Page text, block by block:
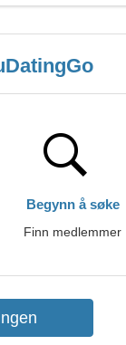
Begynn å søke
Finn medlemmer